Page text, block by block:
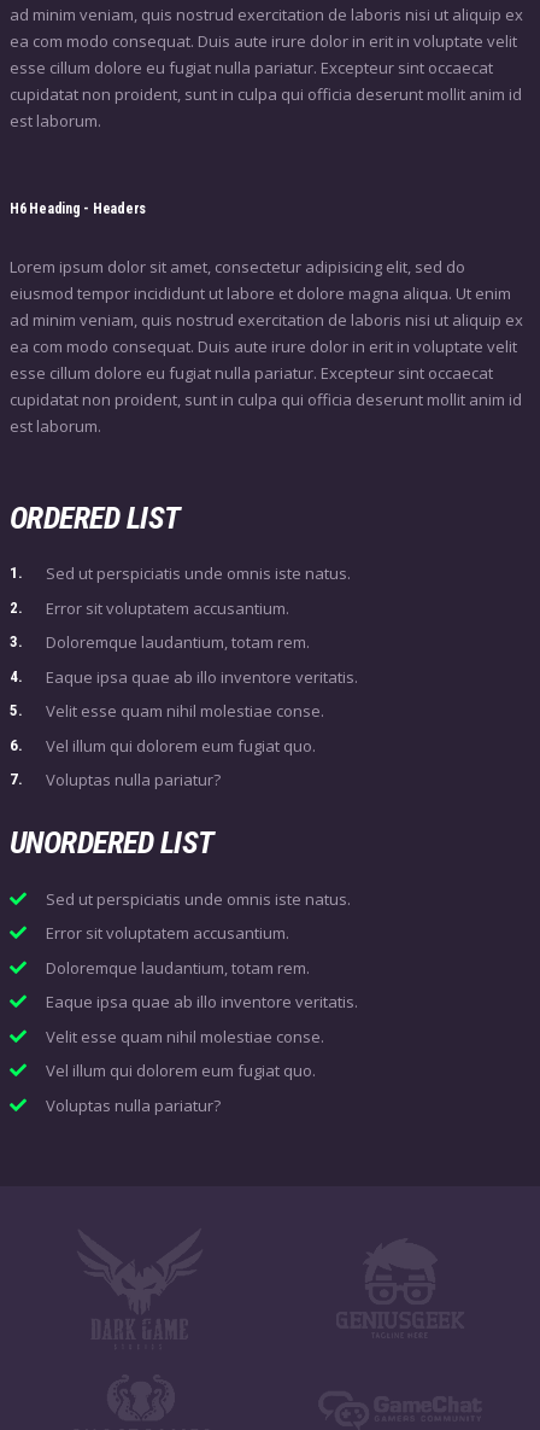
ad minim veniam, quis nostrud exercitation de laboris nisi ut aliquip ex
ea com modo consequat. Duis aute irure dolor in erit in voluptate velit
esse cillum dolore eu fugiat nulla pariatur. Excepteur sint occaecat
cupidatat non proident, sunt in culpa qui officia deserunt mollit anim id
est laborum.
H6 Heading - Headers
Lorem ipsum dolor sit amet, consectetur adipisicing elit, sed do
eiusmod tempor incididunt ut labore et dolore magna aliqua. Ut enim
ad minim veniam, quis nostrud exercitation de laboris nisi ut aliquip ex
ea com modo consequat. Duis aute irure dolor in erit in voluptate velit
esse cillum dolore eu fugiat nulla pariatur. Excepteur sint occaecat
cupidatat non proident, sunt in culpa qui officia deserunt mollit anim id
est laborum.
ORDERED LIST
Sed ut perspiciatis unde omnis iste natus.
Error sit voluptatem accusantium.
Doloremque laudantium, totam rem.
Eaque ipsa quae ab illo inventore veritatis.
Velit esse quam nihil molestiae conse.
Vel illum qui dolorem eum fugiat quo.
Voluptas nulla pariatur?
UNORDERED LIST
Sed ut perspiciatis unde omnis iste natus.
Error sit voluptatem accusantium.
Doloremque laudantium, totam rem.
Eaque ipsa quae ab illo inventore veritatis.
Velit esse quam nihil molestiae conse.
Vel illum qui dolorem eum fugiat quo.
Voluptas nulla pariatur?